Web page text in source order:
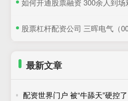
如何开通股票融资 300余人到场观摩！中建三局
股票杠杆配资公司 三晖电气（002857）7月3日主
最新文章